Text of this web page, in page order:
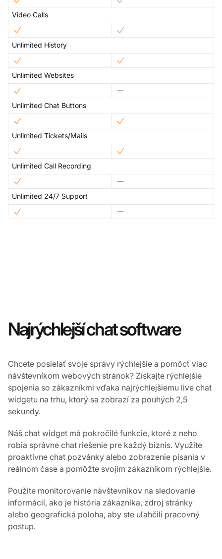
Video Calls
Unlimited History
Unlimited Websites
Unlimited Chat Buttons
Unlimited Tickets/Mails
Unlimited Call Recording
Unlimited 24/7 Support
Najrýchlejší chat software
Chcete posielať svoje správy rýchlejšie a pomôcť viac
návštevníkom webových stránok? Získajte rýchlejšie
spojenia so zákazníkmi vďaka najrýchlejšiemu live chat
widgetu na trhu, ktorý sa zobrazí za pouhých 2,5
sekundy.
Náš chat widget má pokročilé funkcie, ktoré z neho
robia správne chat riešenie pre každý biznis. Využite
proaktívne chat pozvánky alebo zobrazenie písania v
reálnom čase a pomôžte svojim zákazníkom rýchlejšie.
Použite monitorovanie návštevníkov na sledovanie
informácií, ako je história zákazníka, zdroj stránky
alebo geografická poloha, aby ste uľahčili pracovný
postup.